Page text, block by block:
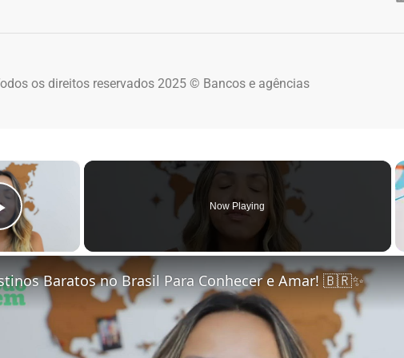
os direitos reservados 2025 © Bancos e agências
×
Video
Now Playing
Baratos no Brasil Para Conhecer e Amar! 🇧🇷✨